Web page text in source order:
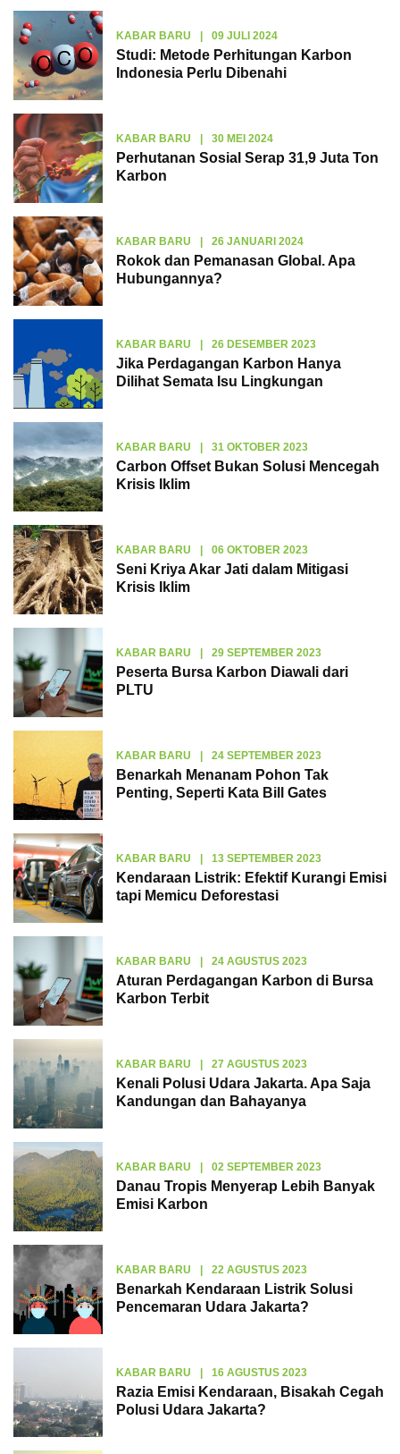
KABAR BARU | 09 JULI 2024
Studi: Metode Perhitungan Karbon
Indonesia Perlu Dibenahi
KABAR BARU | 30 MEI 2024
Perhutanan Sosial Serap 31,9 Juta Ton
Karbon
KABAR BARU | 26 JANUARI 2024
Rokok dan Pemanasan Global. Apa
Hubungannya?
KABAR BARU | 26 DESEMBER 2023
Jika Perdagangan Karbon Hanya
Dilihat Semata Isu Lingkungan
KABAR BARU | 31 OKTOBER 2023
Carbon Offset Bukan Solusi Mencegah
Krisis Iklim
KABAR BARU | 06 OKTOBER 2023
Seni Kriya Akar Jati dalam Mitigasi
Krisis Iklim
KABAR BARU | 29 SEPTEMBER 2023
Peserta Bursa Karbon Diawali dari
PLTU
KABAR BARU | 24 SEPTEMBER 2023
Benarkah Menanam Pohon Tak
Penting, Seperti Kata Bill Gates
KABAR BARU | 13 SEPTEMBER 2023
Kendaraan Listrik: Efektif Kurangi Emisi
tapi Memicu Deforestasi
KABAR BARU | 24 AGUSTUS 2023
Aturan Perdagangan Karbon di Bursa
Karbon Terbit
KABAR BARU | 27 AGUSTUS 2023
Kenali Polusi Udara Jakarta. Apa Saja
Kandungan dan Bahayanya
KABAR BARU | 02 SEPTEMBER 2023
Danau Tropis Menyerap Lebih Banyak
Emisi Karbon
KABAR BARU | 22 AGUSTUS 2023
Benarkah Kendaraan Listrik Solusi
Pencemaran Udara Jakarta?
KABAR BARU | 16 AGUSTUS 2023
Razia Emisi Kendaraan, Bisakah Cegah
Polusi Udara Jakarta?